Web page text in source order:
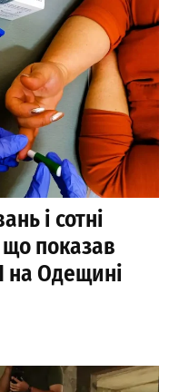
і сотні
показав
на Одещині